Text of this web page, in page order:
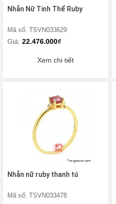
Nhẫn Nữ Tinh Thể Ruby
Mã số: TSVN033629
Giá: 22.476.000₫
Xem chi tiết
Nhẫn nữ ruby thanh tú
Mã số: TSVN033478